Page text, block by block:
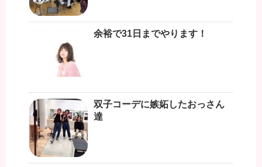
余裕で31日までやります！
双子コーデに嫉妬したおっさん
達